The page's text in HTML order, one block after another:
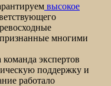
высокое
многими
экспертов
поддержку и
работало